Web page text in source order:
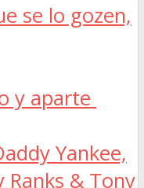
se lo gozen,
y aparte
Yankee,
Ranks & Tony